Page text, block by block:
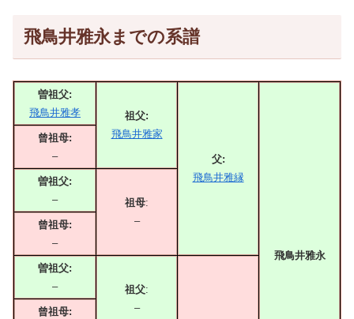
飛鳥井雅永までの系譜
曽祖父:
飛鳥井雅孝
祖父:
飛鳥井雅家
父:
飛鳥井雅縁
飛鳥井雅永
曾祖母:
–
曽祖父:
–
祖母:
–
曾祖母:
–
曽祖父:
–
祖父:
–
曾祖母: